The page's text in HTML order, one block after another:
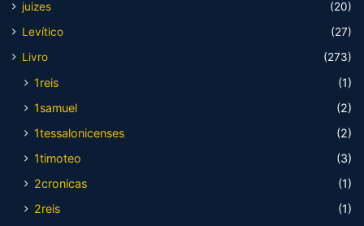
juizes
(20)
Levítico
(27)
Livro
(273)
1reis
(1)
1samuel
(2)
1tessalonicenses
(2)
1timoteo
(3)
2cronicas
(1)
2reis
(1)